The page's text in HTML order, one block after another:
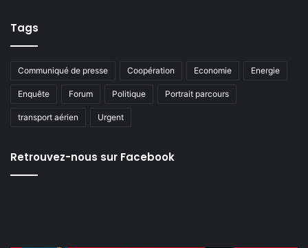
Tags
Communiqué de presse Coopération Economie Energie
Enquête Forum Politique Portrait parcours
transport aérien Urgent
Retrouvez-nous sur Facebook